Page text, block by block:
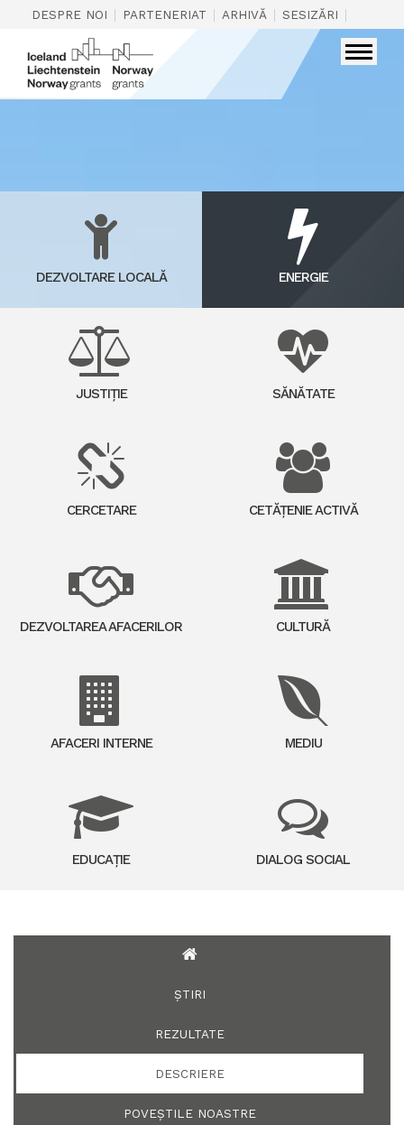
DESPRE NOI | PARTENERIAT | ARHIVĂ | SESIZĂRI |
DEZVOLTARE LOCALĂ ENERGIE
JUSTIȚIE SĂNĂTATE
CERCETARE CETĂȚENIE ACTIVĂ
DEZVOLTAREA AFACERILOR CULTURĂ
AFACERI INTERNE MEDIU
EDUCAȚIE DIALOG SOCIAL
ȘTIRI
REZULTATE
DESCRIERE
POVEȘTILE NOASTRE